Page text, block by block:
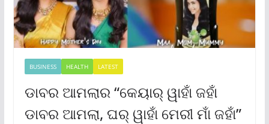
BUSINESS HEALTH LATEST
ଡାବର ଆମଲାର “କେୟାର୍ ୱାହାଁ ଜହାଁ
ଡାବର ଆମଲା, ଘର୍ ୱାହାଁ ମେରୀ ମାଁ ଜହାଁ”